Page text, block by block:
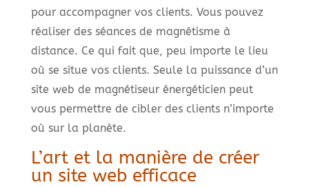
pour accompagner vos clients. Vous pouvez
réaliser des séances de magnétisme à
distance. Ce qui fait que, peu importe le lieu
où se situe vos clients. Seule la puissance d’un
site web de magnétiseur énergéticien peut
vous permettre de cibler des clients n’importe
où sur la planète.
L’art et la manière de créer
un site web efficace